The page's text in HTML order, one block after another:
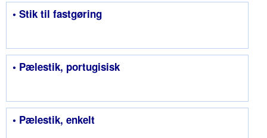
• Stik til fastgøring
• Pælestik, portugisisk
• Pælestik, enkelt